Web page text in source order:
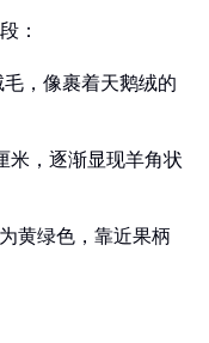
：
毛，像裹着天鹅绒的
米，逐渐显现羊角状
黄绿色，靠近果柄